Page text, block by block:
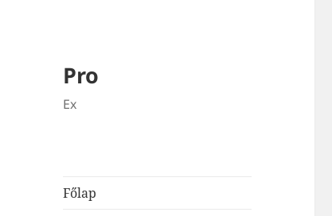
Pro
Ex
Főlap